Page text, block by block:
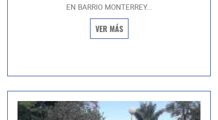
EN BARRIO MONTERREY...
VER MÁS